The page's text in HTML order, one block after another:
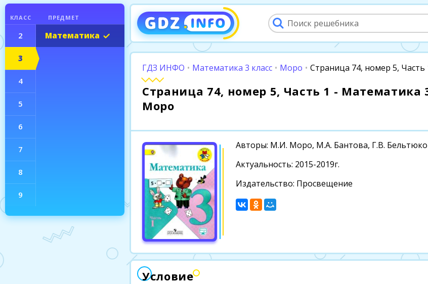
ГДЗ ИНФО • Математика 3 класс • Моро • Страница 74, номер 5, Часть
Страница 74, номер 5, Часть 1 - Математика
Моро
Авторы: М.И. Моро, М.А. Бантова, Г.В.
Актуальность: 2015-2019г.
Издательство: Просвещение
Условие
КЛАСС ПРЕДМЕТ
2
3
Математика
4
5
6
7
8
9